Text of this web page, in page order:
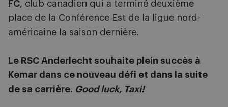
FC, club canadien qui a terminé deuxième
place de la Conférence Est de la ligue nord-
américaine la saison dernière.
Le RSC Anderlecht souhaite plein succès à
Kemar dans ce nouveau défi et dans la suite
de sa carrière. Good luck, Taxi!